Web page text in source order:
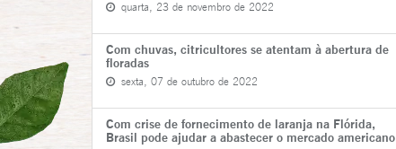
quarta, 23 de novembro de 2022
Com chuvas, citricultores se atentam à abertura de
floradas
sexta, 07 de outubro de 2022
Com crise de fornecimento de laranja na Flórida,
Brasil pode ajudar a abastecer o mercado americano